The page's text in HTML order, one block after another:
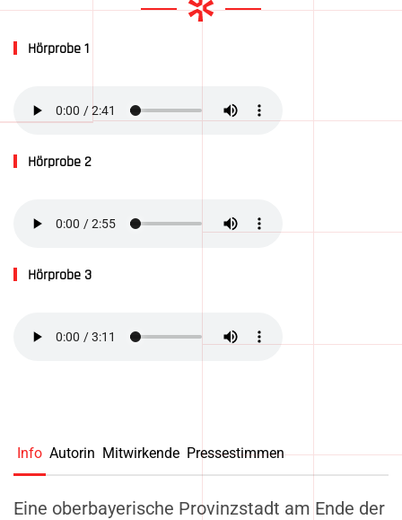
Hörprobe 1
Hörprobe 2
Hörprobe 3
Info Autorin Mitwirkende Pressestimmen
Eine oberbayerische Provinzstadt am Ende der